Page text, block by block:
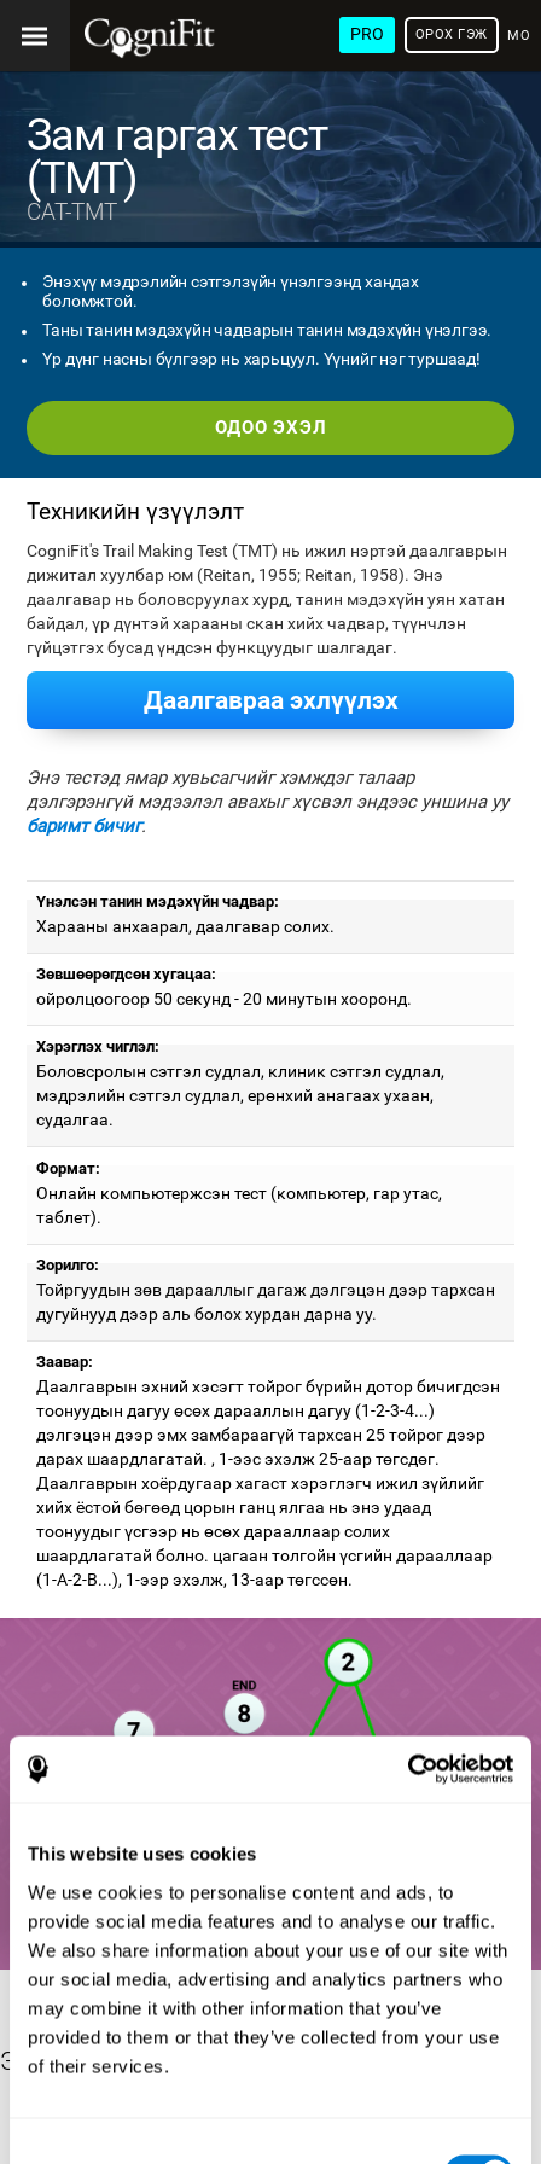
This website uses cookies
We use cookies to personalise content and ads, to
provide social media features and to analyse our traffic.
We also share information about your use of our site with
our social media, advertising and analytics partners who
may combine it with other information that you’ve
provided to them or that they’ve collected from your use
of their services.
PRO ОРОХ ГЭЖ
Зам гаргах тест
(TMT)
CAT-TMT
Энэхүү мэдрэлийн сэтгэлзүйн үнэлгээнд хандах
боломжтой.
Таны танин мэдэхүйн чадварын танин мэдэхүйн үнэлгээ.
Үр дүнг насны бүлгээр нь харьцуул. Үүнийг нэг туршаад!
ОДОО ЭХЭЛ
Техникийн үзүүлэлт
CogniFit's Trail Making Test (TMT) нь ижил нэртэй даалгаврын
дижитал хуулбар юм (Reitan, 1955; Reitan, 1958). Энэ
даалгавар нь боловсруулах хурд, танин мэдэхүйн уян хатан
байдал, үр дүнтэй харааны скан хийх чадвар, түүнчлэн
гүйцэтгэх бусад үндсэн функцуудыг шалгадаг.
Даалгавраа эхлүүлэх
Энэ тестэд ямар хувьсагчийг хэмждэг талаар
дэлгэрэнгүй мэдээлэл авахыг хүсвэл эндээс уншина уу
баримт бичиг.
Үнэлсэн танин мэдэхүйн чадвар:
Харааны анхаарал, даалгавар солих.
Зөвшөөрөгдсөн хугацаа:
ойролцоогоор 50 секунд - 20 минутын хооронд.
Хэрэглэх чиглэл:
Боловсролын сэтгэл судлал, клиник сэтгэл судлал,
мэдрэлийн сэтгэл судлал, ерөнхий анагаах ухаан,
судалгаа.
Формат:
Онлайн компьютержсэн тест (компьютер, гар утас,
таблет).
Зорилго:
Тойргуудын зөв дарааллыг дагаж дэлгэцэн дээр тархсан
дугуйнууд дээр аль болох хурдан дарна уу.
Заавар:
Даалгаврын эхний хэсэгт тойрог бүрийн дотор бичигдсэн
тоонуудын дагуу өсөх дарааллын дагуу (1-2-3-4...)
дэлгэцэн дээр эмх замбараагүй тархсан 25 тойрог дээр
дарах шаардлагатай. , 1-ээс эхэлж 25-аар төгсдөг.
Даалгаврын хоёрдугаар хагаст хэрэглэгч ижил зүйлийг
хийх ёстой бөгөөд цорын ганц ялгаа нь энэ удаад
тоонуудыг үсгээр нь өсөх дарааллаар солих
шаардлагатай болно. цагаан толгойн үсгийн дарааллаар
(1-A-2-B...), 1-ээр эхэлж, 13-аар төгссөн.
Эх сурвалж